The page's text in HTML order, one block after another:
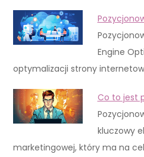
Engine
optymalizacji strony
Co to jest
kluczowy
marketingowej, który ma na